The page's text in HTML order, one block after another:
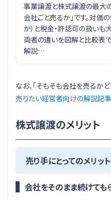
事業譲渡と株式譲渡の最大の
会社ごと売るか」です。対価
か）と税金・許認可の扱いも
両者の違いを図解と比較表
解説…
なお、「そもそも会社を売るか
売りたい経営者向けの解説記事
株式譲渡のメリット
売り手にとってのメリット
会社をそのまま続けても